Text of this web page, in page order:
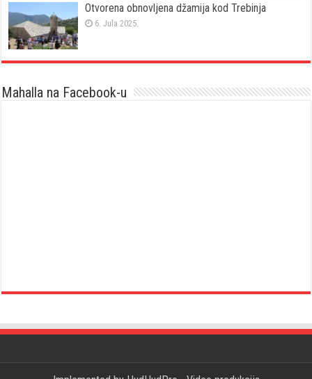
Otvorena obnovljena džamija kod Trebinja
6. Jula 2025.
Mahalla na Facebook-u